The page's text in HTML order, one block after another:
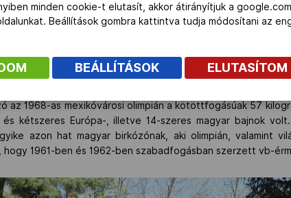
példaképként a Nemzet Sportolójaként is
alázata és kitartása mindannyiunk számára
leleplezték a Varga János felesége által tervezett
az 1968-as mexikóvárosi olimpián a kötöttfogásúak 57
kétszeres Európa-, illetve 14-szeres magyar bajnok
azon hat magyar birkózónak, aki olimpián, valamint
1961-ben és 1962-ben szabadfogásban szerzett vb-
minden cookie-t elutasít, akkor átirányítjuk a
Beállítások gombra kattintva tudja módosítani az
BEÁLLÍTÁSOK ELUTASÍTOM